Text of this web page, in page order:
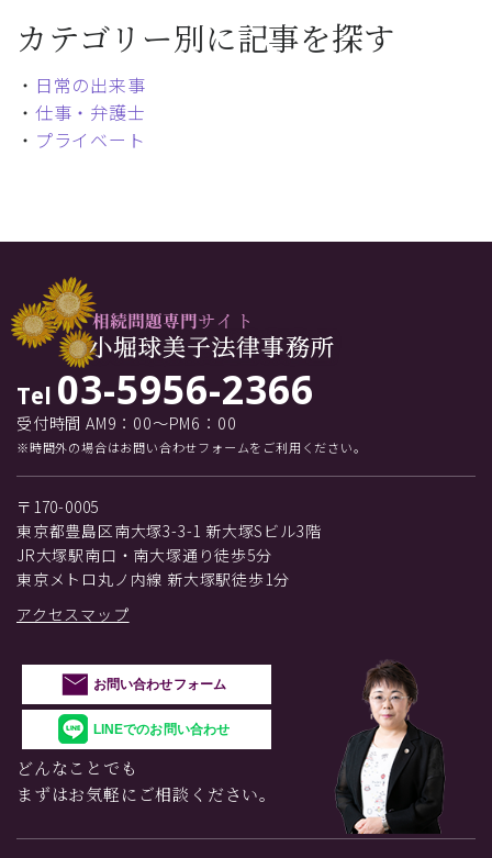
カテゴリー別に記事を探す
・ 日常の出来事
・ 仕事・弁護士
・ プライベート
Tel 03-5956-2366
受付時間 AM9：00～PM6：00
※時間外の場合はお問い合わせフォームをご利用ください。
〒170-0005
東京都豊島区南大塚3-3-1 新大塚Sビル3階
JR大塚駅南口・南大塚通り徒歩5分
東京メトロ丸ノ内線 新大塚駅徒歩1分
アクセスマップ
お問い合わせフォーム
LINEでのお問い合わせ
どんなことでも
まずはお気軽にご相談ください。